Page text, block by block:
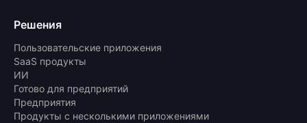
Решения
Пользовательские приложения
SaaS продукты
ИИ
Готово для предприятий
Предприятия
Продукты с несколькими приложениями